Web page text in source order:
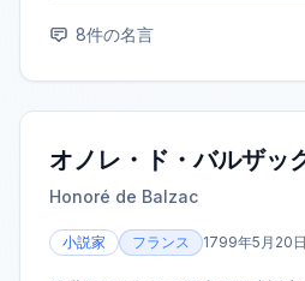
8件の名言
オノレ・ド・バルザッ
Honoré de Balzac
小説家 フランス 1799年5月20